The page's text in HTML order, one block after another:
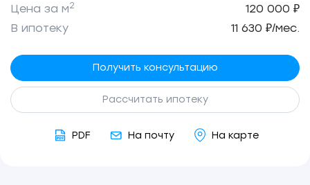
Цена за м2
120 000 ₽
В ипотеку
11 630 ₽/мес.
Получить консультацию
Рассчитать ипотеку
PDF На почту На карте